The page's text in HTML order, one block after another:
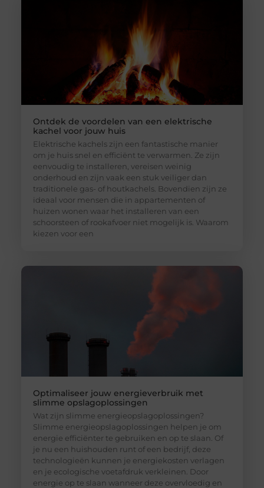
Ontdek de voordelen van een elektrische
kachel voor jouw huis
Elektrische kachels zijn een fantastische manier
om je huis snel en efficiënt te verwarmen. Ze zijn
eenvoudig te installeren, vereisen weinig
onderhoud en zijn vaak een stuk veiliger dan
traditionele gas- of houtkachels. Bovendien zijn ze
ideaal voor mensen die in appartementen of
huizen wonen waar het installeren van een
schoorsteen of rookafvoer niet mogelijk is. Waarom
kiezen voor een
Optimaliseer jouw energieverbruik met
slimme opslagoplossingen
Wat zijn slimme energieopslagoplossingen?
Slimme energieopslagoplossingen helpen je om
energie efficiënter te gebruiken en op te slaan. Of
je nu een huishouden runt of een bedrijf, deze
technologieën kunnen je energiekosten verlagen
en je ecologische voetafdruk verkleinen. Door
energie op te slaan wanneer deze overvloedig en